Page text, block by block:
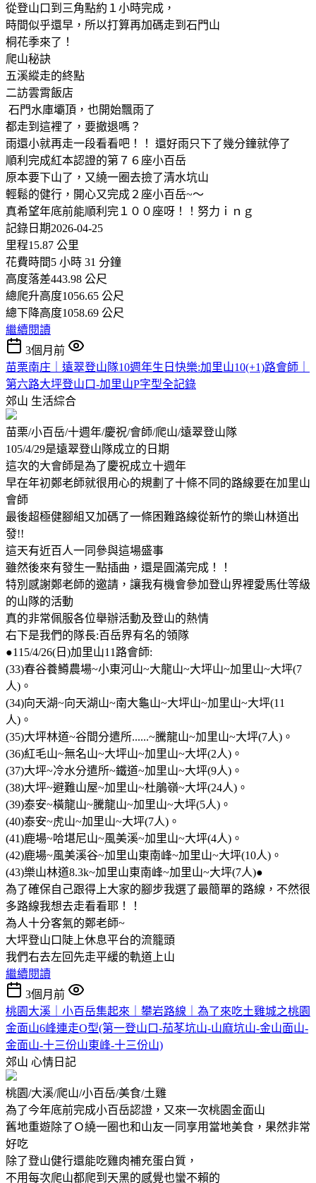
從登山口到三角點約１小時完成，
時間似乎還早，所以打算再加碼走到石門山
桐花季來了！
爬山秘訣
五溪縱走的終點
二訪雲霄飯店
石門水庫壩頂，也開始飄雨了
都走到這裡了，要撤退嗎？
雨還小就再走一段看看吧！！ 還好雨只下了幾分鐘就停了
順利完成紅本認證的第７６座小百岳
原本要下山了，又繞一圈去撿了清水坑山
輕鬆的健行，開心又完成２座小百岳~～
真希望年底前能順利完１００座呀！！努力ｉｎｇ
記錄日期2026-04-25
里程15.87 公里
花費時間5 小時 31 分鐘
高度落差443.98 公尺
總爬升高度1056.65 公尺
總下降高度1058.69 公尺
繼續閱讀
3個月前
苗栗南庄｜遠翠登山隊10週年生日快樂:加里山10(+1)路會師｜
第六路大坪登山口-加里山P字型全記錄
郊山 生活綜合
苗栗/小百岳/十週年/慶祝/會師/爬山/遠翠登山隊
105/4/29是遠翠登山隊成立的日期
這次的大會師是為了慶祝成立十週年
早在年初鄭老師就很用心的規劃了十條不同的路線要在加里山
會師
最後超極健腳組又加碼了一條困難路線從新竹的樂山林道出
發!!
這天有近百人一同參與這場盛事
雖然後來有發生一點插曲，還是圓滿完成！！
特別感謝鄭老師的邀請，讓我有機會參加登山界裡愛馬仕等級
的山隊的活動
真的非常佩服各位舉辦活動及登山的熱情
右下是我們的隊長:百岳界有名的領隊
●115/4/26(日)加里山11路會師:
(33)春谷養鱒農場~小東河山~大龍山~大坪山~加里山~大坪(7
人)。
(34)向天湖~向天湖山~南大龜山~大坪山~加里山~大坪(11
人)。
(35)大坪林道~谷間分遣所......~騰龍山~加里山~大坪(7人)。
(36)紅毛山~無名山~大坪山~加里山~大坪(2人)。
(37)大坪~冷水分遣所~鐵道~加里山~大坪(9人)。
(38)大坪~避難山屋~加里山~杜鵑嶺~大坪(24人)。
(39)泰安~橫龍山~騰龍山~加里山~大坪(5人)。
(40)泰安~虎山~加里山~大坪(7人)。
(41)鹿場~哈堪尼山~風美溪~加里山~大坪(4人)。
(42)鹿場~風美溪谷~加里山東南峰~加里山~大坪(10人)。
(43)樂山林道8.3k~加里山東南峰~加里山~大坪(7人)●
為了確保自己跟得上大家的腳步我選了最簡單的路線，不然很
多路線我想去走看看耶！！
為人十分客氣的鄭老師~
大坪登山口陡上休息平台的流籠頭
我們右去左回先走平緩的軌道上山
繼續閱讀
3個月前
桃園大溪｜小百岳集起來｜攀岩路線｜為了來吃土雞城之桃園
金面山6峰連走O型(第一登山口-茄苳坑山-山麻坑山-金山面山-
金面山-十三份山東峰-十三份山)
郊山 心情日記
桃園/大溪/爬山/小百岳/美食/土雞
為了今年底前完成小百岳認證，又來一次桃園金面山
舊地重遊除了Ｏ繞一圈也和山友一同享用當地美食，果然非常
好吃
除了登山健行還能吃雞肉補充蛋白質，
不用每次爬山都爬到天黑的感覺也蠻不賴的